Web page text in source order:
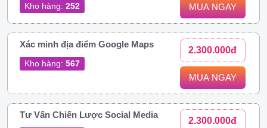
Kho hàng: 252 MUA NGAY
Xác minh địa điểm Google Maps
Kho hàng: 567
2.300.000đ
MUA NGAY
Tư Vấn Chiến Lược Social Media
2.300.000đ